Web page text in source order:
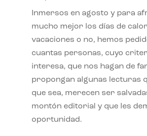
Inmersos en agosto y para
mucho mejor los días de
vacaciones o no, hemos
cuantas personas, cuyo
interesa, que nos hagan de
propongan algunas lecturas
que sea, merecen ser
montón editorial y que les
oportunidad.